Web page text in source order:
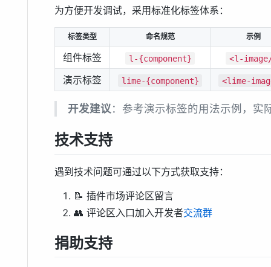
为方便开发调试，采用标准化标签体系：
标签类型 命名规范 示例
组件标签 l-{component} <l-
演示标签 lime-{component} <lime-
开发建议：参考演示标签的用法示例，实
技术支持
遇到技术问题可通过以下方式获取支持：
📝 插件市场评论区留言
👥 评论区入口加入开发者交流群
捐助支持